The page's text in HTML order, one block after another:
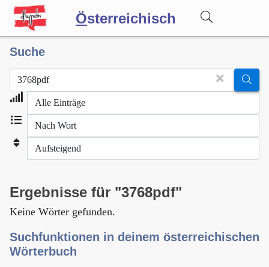
Österreichisch
Wörterbuch
Forum
Blog
Suche
Ergebnisse für "3768pdf"
Keine Wörter gefunden.
Suchfunktionen in deinem österreichischen
Wörterbuch